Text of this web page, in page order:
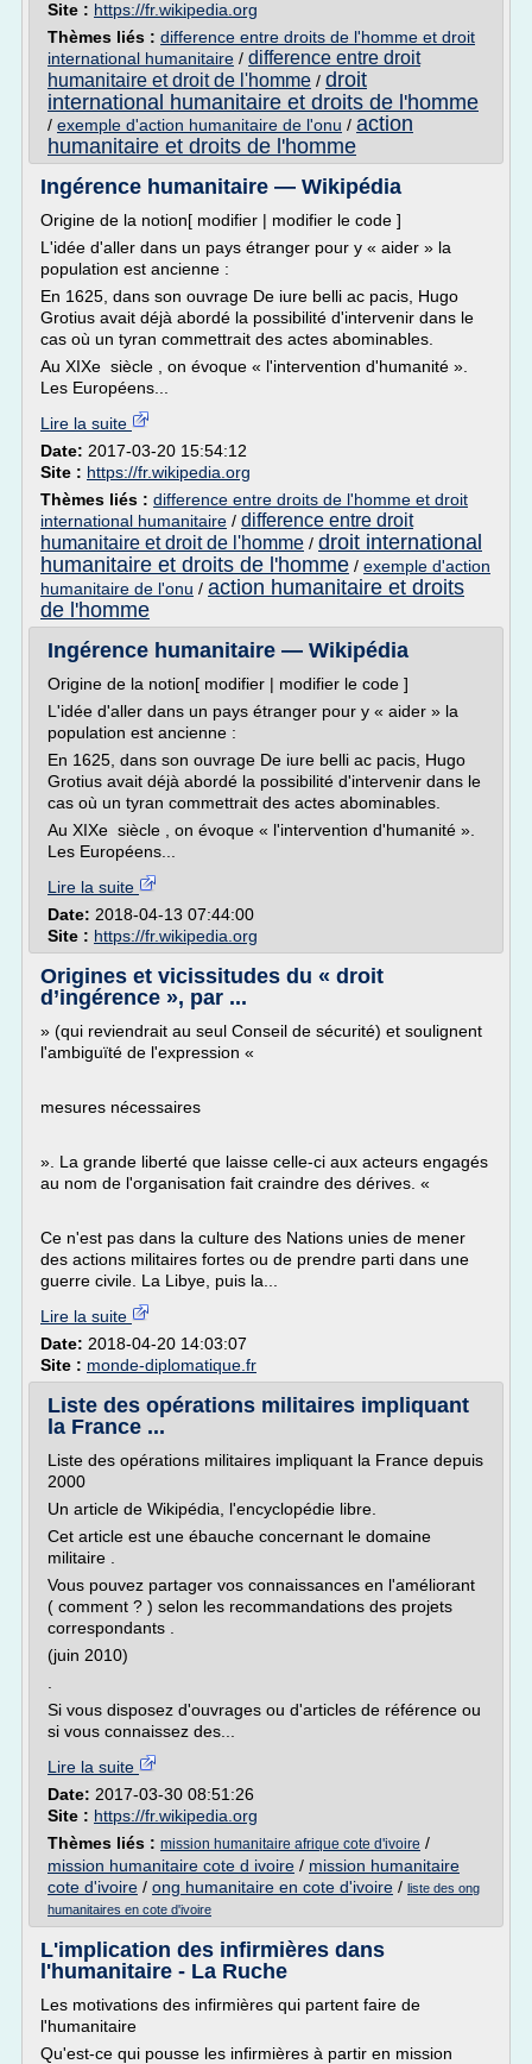
Site : https://fr.wikipedia.org
Thèmes liés : difference entre droits de l'homme et droit
international humanitaire / difference entre droit
humanitaire et droit de l'homme / droit
international humanitaire et droits de l'homme
/ exemple d'action humanitaire de l'onu / action
humanitaire et droits de l'homme
Ingérence humanitaire — Wikipédia
Origine de la notion[ modifier | modifier le code ]
L'idée d'aller dans un pays étranger pour y « aider » la
population est ancienne :
En 1625, dans son ouvrage De iure belli ac pacis, Hugo
Grotius avait déjà abordé la possibilité d'intervenir dans le
cas où un tyran commettrait des actes abominables.
Au XIXe siècle , on évoque « l'intervention d'humanité ».
Les Européens...
Lire la suite
Date: 2017-03-20 15:54:12
Site : https://fr.wikipedia.org
Thèmes liés : difference entre droits de l'homme et droit
international humanitaire / difference entre droit
humanitaire et droit de l'homme / droit international
humanitaire et droits de l'homme / exemple d'action
humanitaire de l'onu / action humanitaire et droits
de l'homme
Ingérence humanitaire — Wikipédia
Origine de la notion[ modifier | modifier le code ]
L'idée d'aller dans un pays étranger pour y « aider » la
population est ancienne :
En 1625, dans son ouvrage De iure belli ac pacis, Hugo
Grotius avait déjà abordé la possibilité d'intervenir dans le
cas où un tyran commettrait des actes abominables.
Au XIXe siècle , on évoque « l'intervention d'humanité ».
Les Européens...
Lire la suite
Date: 2018-04-13 07:44:00
Site : https://fr.wikipedia.org
Origines et vicissitudes du « droit
d’ingérence », par ...
» (qui reviendrait au seul Conseil de sécurité) et soulignent
l'ambiguïté de l'expression «
mesures nécessaires
». La grande liberté que laisse celle-ci aux acteurs engagés
au nom de l'organisation fait craindre des dérives. «
Ce n'est pas dans la culture des Nations unies de mener
des actions militaires fortes ou de prendre parti dans une
guerre civile. La Libye, puis la...
Lire la suite
Date: 2018-04-20 14:03:07
Site : monde-diplomatique.fr
Liste des opérations militaires impliquant
la France ...
Liste des opérations militaires impliquant la France depuis
2000
Un article de Wikipédia, l'encyclopédie libre.
Cet article est une ébauche concernant le domaine
militaire .
Vous pouvez partager vos connaissances en l'améliorant
( comment ? ) selon les recommandations des projets
correspondants .
(juin 2010)
Si vous disposez d'ouvrages ou d'articles de référence ou
si vous connaissez des...
Lire la suite
Date: 2017-03-30 08:51:26
Site : https://fr.wikipedia.org
Thèmes liés : mission humanitaire afrique cote d'ivoire /
mission humanitaire cote d ivoire / mission humanitaire
cote d'ivoire / ong humanitaire en cote d'ivoire / liste des ong
humanitaires en cote d'ivoire
L'implication des infirmières dans
l'humanitaire - La Ruche
Les motivations des infirmières qui partent faire de
l'humanitaire
Qu'est-ce qui pousse les infirmières à partir en mission